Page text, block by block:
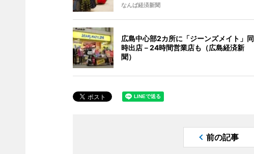
なんば経済新聞
広島中心部2カ所に「ジーンズメイト」同
時出店－24時間営業店も（広島経済新
聞）
前の記事